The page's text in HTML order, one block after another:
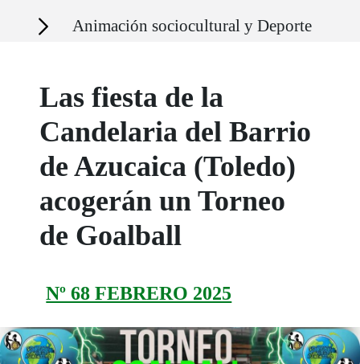
Secciones Animación sociocultural y Deporte
Las fiesta de la
Candelaria del Barrio
de Azucaica (Toledo)
acogerán un Torneo
de Goalball
Nº 68 FEBRERO 2025